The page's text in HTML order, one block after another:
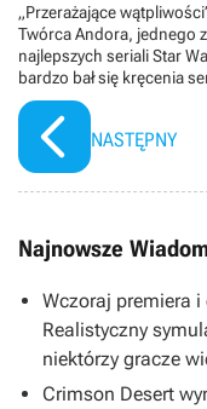
„Przerażające
Twórca Andora, jednego z
najlepszych seriali Star
bardzo bał się kręcenia
miał nadzieję, iż Disney
projekt
NASTĘPNY
Najnowsze
Wczoraj premiera
Realistyczny
niektórzy gracze
Crimson Desert